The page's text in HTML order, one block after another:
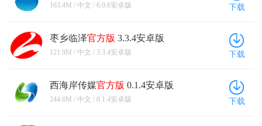
163.4M / 中文 / 6.0.6安卓版 下载
枣乡临泽官方版 3.3.4安卓版
121.9M / 中文 / 3.3.4安卓版 下载
西海岸传媒官方版 0.1.4安卓版
244.6M / 中文 / 0.1.4安卓版 下载